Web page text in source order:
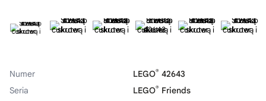
Numer LEGO® 42643
Seria
LEGO® Friends